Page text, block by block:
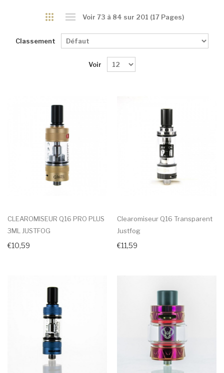
Voir 73 à 84 sur 201 (17 Pages)
Classement
Voir
CLEAROMISEUR Q16 PRO PLUS
3ML JUSTFOG
€10,59
Clearomiseur Q16 Transparent
Justfog
€11,59